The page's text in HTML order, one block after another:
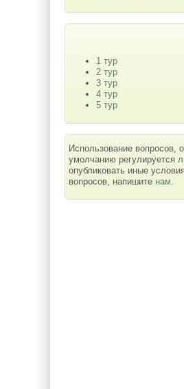
1 тур
2 тур
3 тур
4 тур
5 тур
Использование вопросов,
умолчанию регулируется
опубликовать иные
вопросов, напишите нам